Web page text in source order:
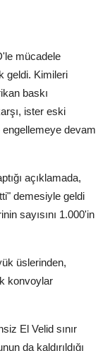
mücadele
geldi. Kimileri
baskı
ister eski
devam
açıklamada,
demesiyle geldi
sayısını 1.000'in
üslerinden,
konvoylar
El Velid sınır
da kaldırıldığı